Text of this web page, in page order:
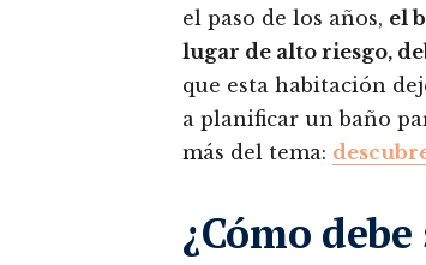
el paso de los años, el
lugar de alto riesgo,
que esta habitación
a planificar un baño
más del tema:
¿Cómo